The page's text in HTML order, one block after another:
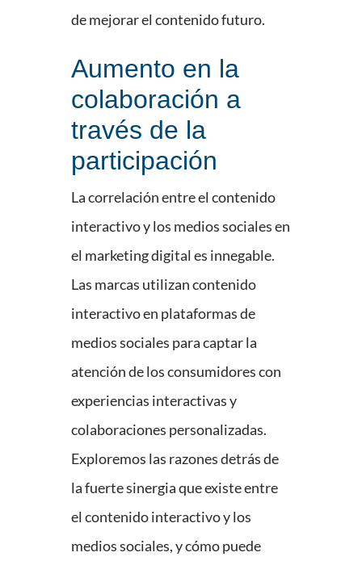
de mejorar el contenido futuro.
Aumento en la
colaboración a
través de la
participación
La correlación entre el contenido
interactivo y los medios sociales en
el marketing digital es innegable.
Las marcas utilizan contenido
interactivo en plataformas de
medios sociales para captar la
atención de los consumidores con
experiencias interactivas y
colaboraciones personalizadas.
Exploremos las razones detrás de
la fuerte sinergia que existe entre
el contenido interactivo y los
medios sociales, y cómo puede